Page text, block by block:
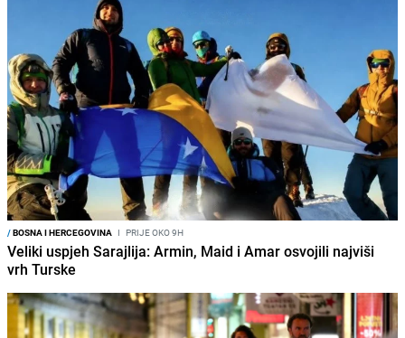
/BOSNA I HERCEGOVINA I PRIJE OKO 9H
Veliki uspjeh Sarajlija: Armin, Maid i Amar osvojili najviši
vrh Turske